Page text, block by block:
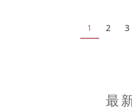
1 2 3
最